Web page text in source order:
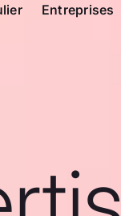
Entreprises